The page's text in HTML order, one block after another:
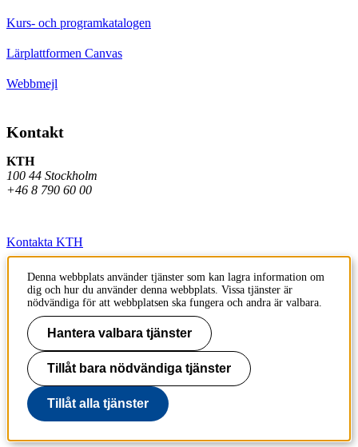
Kurs- och programkatalogen
Lärplattformen Canvas
Webbmejl
Kontakt
KTH
100 44 Stockholm
+46 8 790 60 00
Kontakta KTH
Jobba på KTH
Press och media
Faktura och betalning KTH
Om KTH:s webbplatser
Tillgänglighetsredogörelse
Denna webbplats använder tjänster som kan lagra information om
dig och hur du använder denna webbplats. Vissa tjänster är
nödvändiga för att webbplatsen ska fungera och andra är valbara.
Hantera valbara tjänster
Tillåt bara nödvändiga tjänster
Tillåt alla tjänster